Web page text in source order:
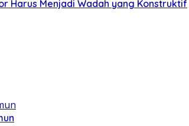
Harus Menjadi Wadah yang Konstruktif